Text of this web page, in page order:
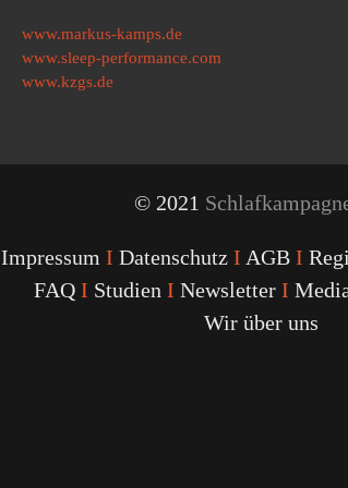
www.markus-kamps.de
www.sleep-performance.com
www.kzgs.de
© 2021
Impressum I Datenschutz I AGB I
FAQ I Studien I Newsletter I
Wir über uns